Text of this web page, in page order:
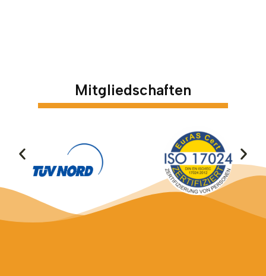
Mitgliedschaften